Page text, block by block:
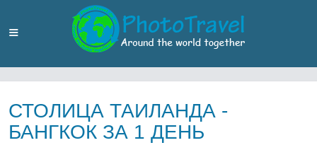
СТОЛИЦА ТАИЛАНДА -
БАНГКОК ЗА 1 ДЕНЬ